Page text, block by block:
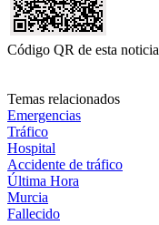
Código QR de esta noticia
Temas relacionados
Emergencias
Tráfico
Hospital
Accidente de tráfico
Última Hora
Murcia
Fallecido